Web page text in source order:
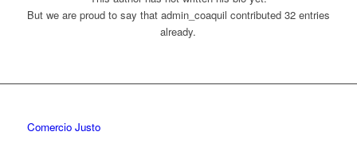
But we are proud to say that admin_coaquil contributed 32 entries
already.
Comercio Justo